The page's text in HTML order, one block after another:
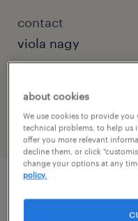
contact
viola nagy
job details
about cookies
We use cookies to provide
technical problems, to help us
offer you more relevant
decline them, or click
change your options at any
policy.